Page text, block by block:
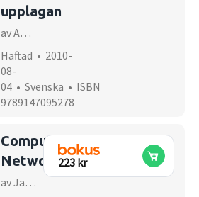
upplagan
av Anders Agell
Häftad • 2010-
08-
04 • Svenska • ISBN
9789147095278
Computer
Networking
av James F Kurose
223 kr